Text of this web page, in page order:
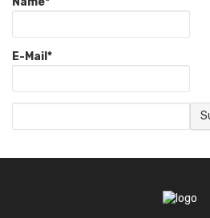
E-Mail*